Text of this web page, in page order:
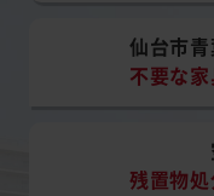
仙台市
不要な
残置物